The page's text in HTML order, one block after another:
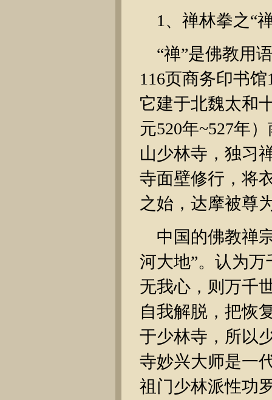
1、禅林拳之“
“禅”是佛教用
116页商务印书
它建于北魏太和
元520年~527年
山少林寺，独习
寺面壁修行，将
之始，达摩被尊
中国的佛教禅
河大地”。认为
无我心，则万千
自我解脱，把恢
于少林寺，所以
寺妙兴大师是一
祖门少林派性功